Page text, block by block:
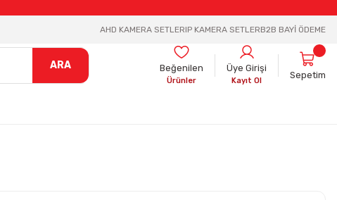
AHD KAMERA SETLERIP KAMERA SETLERB2B BAYİ ÖDEME
ARA Beğenilen
Ürünler
Üye Girişi
Kayıt Ol
Sepetim